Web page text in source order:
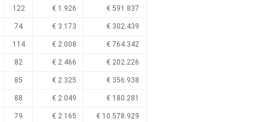
122 € 1.926 € 591.837
74 € 3.173 € 302.439
114 € 2.008 € 764.342
82 € 2.466 € 202.226
85 € 2.325 € 356.938
88 € 2.049 € 180.281
79 € 2.165 € 10.578.929